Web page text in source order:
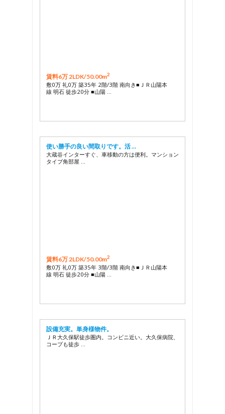
賃料6万 2LDK/50.00m2
敷0万 礼0万 築35年 2階/3階 南向き■ＪＲ山陽本
線 明石 徒歩20分 ■山陽 …
使い勝手の良い間取りです。活 …
大蔵谷インターすぐ、車移動の方は便利。マンション
タイプ角部屋 …
賃料6万 2LDK/50.00m2
敷0万 礼0万 築35年 3階/3階 南向き■ＪＲ山陽本
線 明石 徒歩20分 ■山陽 …
設備充実。単身様物件。
ＪＲ大久保駅徒歩圏内。コンビニ近い。大久保病院、
コープも徒歩 …